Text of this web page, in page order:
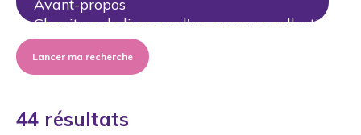
Lancer ma recherche
44 résultats